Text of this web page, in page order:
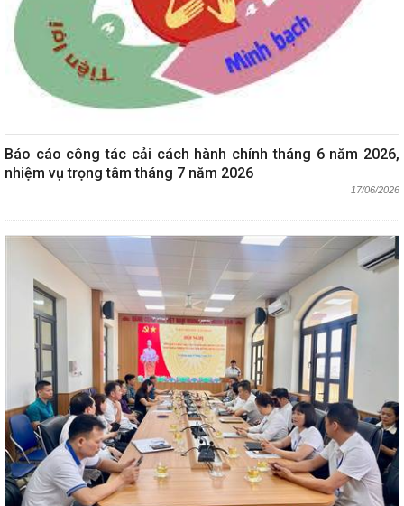
Báo cáo công tác cải cách hành chính tháng 6 năm 2026,
nhiệm vụ trọng tâm tháng 7 năm 2026
17/06/2026